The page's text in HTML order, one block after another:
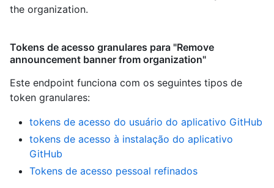
the organization.
Tokens de acesso granulares para "Remove
announcement banner from organization"
Este endpoint funciona com os seguintes tipos de
token granulares:
tokens de acesso do usuário do aplicativo GitHub
tokens de acesso à instalação do aplicativo
GitHub
Tokens de acesso pessoal refinados